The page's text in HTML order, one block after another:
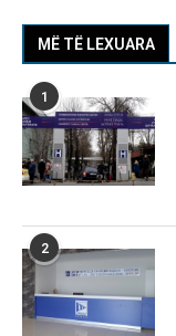
MË TË LEXUARA
1
2